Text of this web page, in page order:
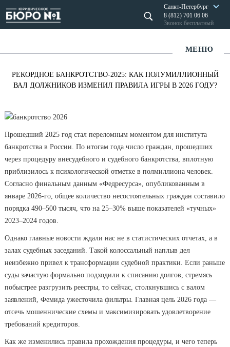
Санкт-Петербург
8 (812) 701 06 06
Звонок бесплатный
МЕНЮ
РЕКОРДНОЕ БАНКРОТСТВО-2025: КАК ПОЛУМИЛЛИОННЫЙ
ВАЛ ДОЛЖНИКОВ ИЗМЕНИЛ ПРАВИЛА ИГРЫ В 2026 ГОДУ?
Прошедший 2025 год стал переломным моментом для института
банкротства в России. По итогам года число граждан, прошедших
через процедуру внесудебного и судебного банкротства, вплотную
приблизилось к психологической отметке в полмиллиона человек.
Согласно финальным данным «Федресурса», опубликованным в
январе 2026-го, общее количество несостоятельных граждан составило
порядка 490–500 тысяч, что на 25–30% выше показателей «тучных»
2023–2024 годов.
Однако главные новости ждали нас не в статистических отчетах, а в
залах судебных заседаний. Такой колоссальный наплыв дел
неизбежно привел к трансформации судебной практики. Если раньше
суды зачастую формально подходили к списанию долгов, стремясь
побыстрее разгрузить реестры, то сейчас, столкнувшись с валом
заявлений, Фемида ужесточила фильтры. Главная цель 2026 года —
отсечь мошеннические схемы и максимизировать удовлетворение
требований кредиторов.
Как же изменились правила прохождения процедуры, и чего теперь